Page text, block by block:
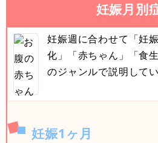
妊娠月別
妊娠週に合わせて「妊
化」「赤ちゃん」「食
のジャンルで説明して
妊娠1ヶ月